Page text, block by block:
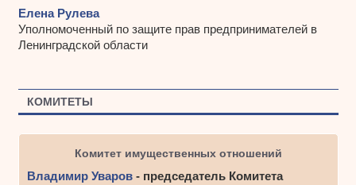
Елена Рулева
Уполномоченный по защите прав предпринимателей в
Ленинградской области
КОМИТЕТЫ
Комитет имущественных отношений
Владимир Уваров- председатель Комитета